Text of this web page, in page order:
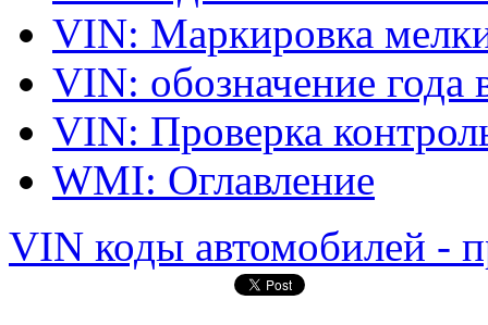
VIN: Маркировка
VIN: обозначение года
VIN: Проверка
WMI: Оглавление
VIN коды автомобилей -